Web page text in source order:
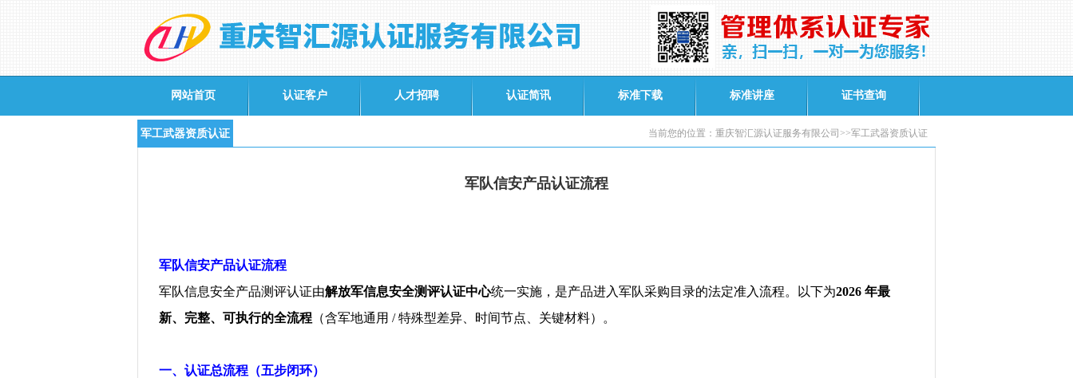
网站首页 认证客户 人才招聘 认证简讯 标准下载 标准讲座 证书查询
军工武器资质认证 当前您的位置：重庆智汇源认证服务有限公司>>军工武器资质认证
军队信安产品认证流程
军队信安产品认证流程
军队信息安全产品测评认证由解放军信息安全测评认证中心统一实施，是产品进入军队采购目录的法定准入流程。以下为2026 年最
新、完整、可执行的全流程 （含军地通用 /特殊型差异、时间节点、关键材料）。
一、认证总流程（五步闭环）